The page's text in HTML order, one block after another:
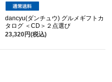
dancyu(ダンチュウ) グルメギフトカ
タログ ＜CD＞２点選び
23,320円(税込)